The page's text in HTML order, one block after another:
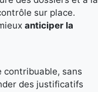
sur place.
anticiper la
contribuable, sans
des justificatifs